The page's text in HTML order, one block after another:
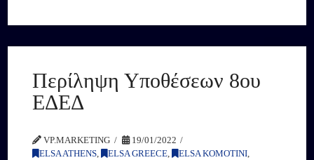
Περίληψη Υποθέσεων 8ου
ΕΔΕΔ
VP.MARKETING
19/01/2022
ELSA ATHENS, ELSA GREECE, ELSA KOMOTINI,